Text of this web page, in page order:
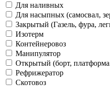
Для наливных
Для насыпных (самосвал,
Закрытый (Газель, фура,
Изотерм
Контейнеровоз
Манипулятор
Открытый (борт,
Рефрижератор
Скотовоз